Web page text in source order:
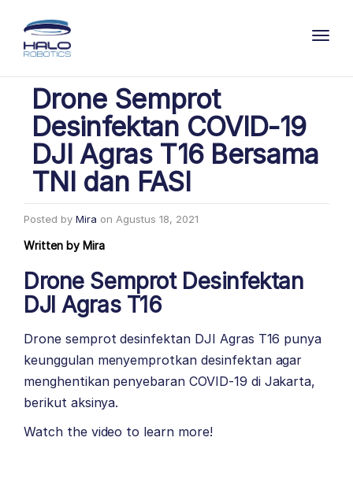
Drone Semprot
Desinfektan COVID-19
DJI Agras T16 Bersama
TNI dan FASI
Posted by Mira on Agustus 18, 2021
Written by Mira
Drone Semprot Desinfektan
DJI Agras T16
Drone semprot desinfektan DJI Agras T16 punya
keunggulan menyemprotkan desinfektan agar
menghentikan penyebaran COVID-19 di Jakarta,
berikut aksinya.
Watch the video to learn more!